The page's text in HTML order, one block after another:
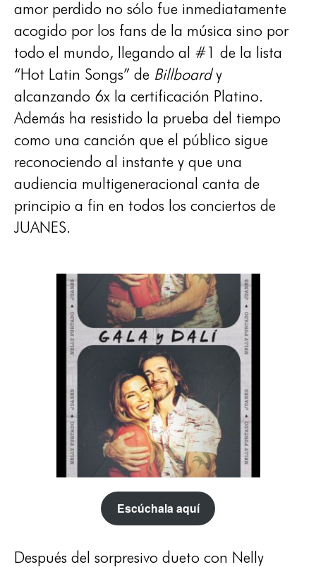
amor perdido no sólo fue inmediatamente
acogido por los fans de la música sino por
todo el mundo, llegando al #1 de la lista
“Hot Latin Songs” de Billboardy
alcanzando 6x la certificación Platino.
Además ha resistido la prueba del tiempo
como una canción que el público sigue
reconociendo al instante y que una
audiencia multigeneracional canta de
principio a fin en todos los conciertos de
JUANES.
Escúchala aquí
Después del sorpresivo dueto con Nelly